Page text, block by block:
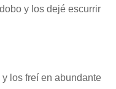
y los dejé escurrir
los freí en abundante